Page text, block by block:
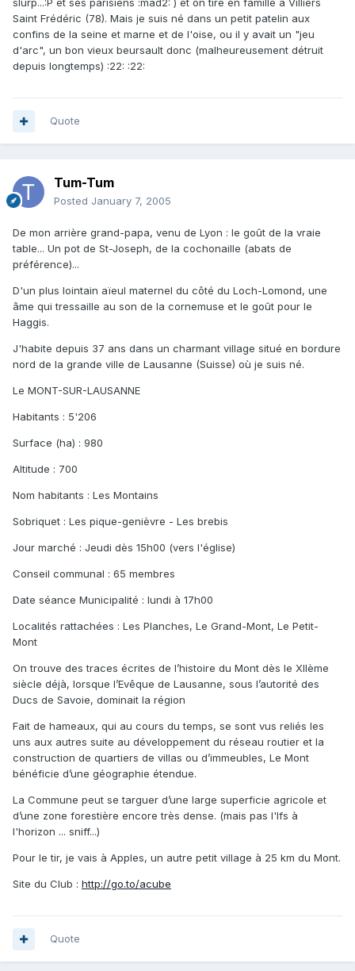
slurp...:P et ses parisiens :mad2: ) et on tire en famille à Villiers
Saint Frédéric (78). Mais je suis né dans un petit patelin aux
confins de la seine et marne et de l'oise, ou il y avait un "jeu
d'arc", un bon vieux beursault donc (malheureusement détruit
depuis longtemps) :22: :22:
Quote
Tum-Tum
Posted January 7, 2005
De mon arrière grand-papa, venu de Lyon : le goût de la vraie
table... Un pot de St-Joseph, de la cochonaille (abats de
préférence)...
D'un plus lointain aïeul maternel du côté du Loch-Lomond, une
âme qui tressaille au son de la cornemuse et le goût pour le
Haggis.
J'habite depuis 37 ans dans un charmant village situé en bordure
nord de la grande ville de Lausanne (Suisse) où je suis né.
Le MONT-SUR-LAUSANNE
Habitants : 5'206
Surface (ha) : 980
Altitude : 700
Nom habitants : Les Montains
Sobriquet : Les pique-genièvre - Les brebis
Jour marché : Jeudi dès 15h00 (vers l'église)
Conseil communal : 65 membres
Date séance Municipalité : lundi à 17h00
Localités rattachées : Les Planches, Le Grand-Mont, Le Petit-
Mont
On trouve des traces écrites de l’histoire du Mont dès le XIIème
siècle déjà, lorsque l’Evêque de Lausanne, sous l’autorité des
Ducs de Savoie, dominait la région
Fait de hameaux, qui au cours du temps, se sont vus reliés les
uns aux autres suite au développement du réseau routier et la
construction de quartiers de villas ou d’immeubles, Le Mont
bénéficie d’une géographie étendue.
La Commune peut se targuer d’une large superficie agricole et
d’une zone forestière encore très dense. (mais pas l'Ifs à
l'horizon ... sniff...)
Pour le tir, je vais à Apples, un autre petit village à 25 km du Mont.
Site du Club : http://go.to/acube
Quote